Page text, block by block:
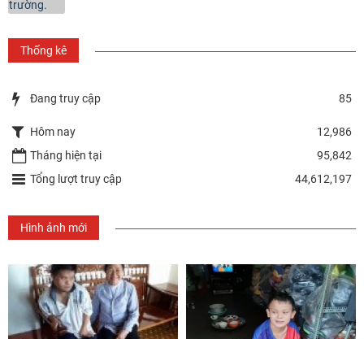
Thống kê
Đang truy cập 85
Hôm nay
12,986
Tháng hiện tại
95,842
Tổng lượt truy cập
44,612,197
Hình ảnh mới